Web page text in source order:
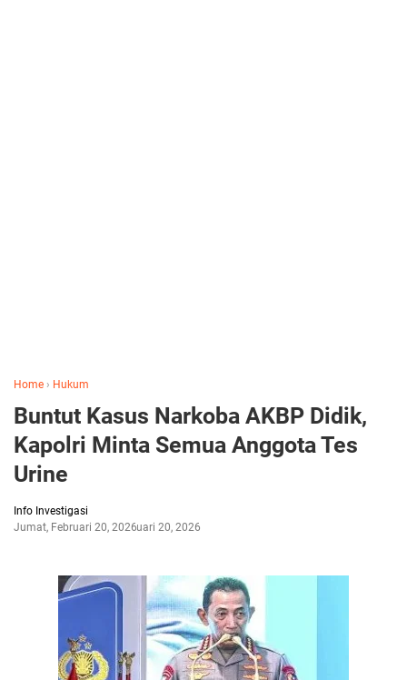
Home › Hukum
Buntut Kasus Narkoba AKBP Didik,
Kapolri Minta Semua Anggota Tes
Urine
Info Investigasi
Jumat, Februari 20, 2026Februari 20, 2026